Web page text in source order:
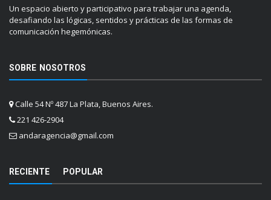
Un espacio abierto y participativo para trabajar una agenda,
desafiando las lógicas, sentidos y prácticas de las formas de
comunicación hegemónicas.
SOBRE NOSOTROS
Calle 54 Nº 487 La Plata, Buenos Aires.
221 426-2904
andaragencia@gmail.com
RECIENTE POPULAR